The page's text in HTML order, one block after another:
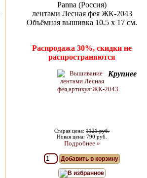
Panna (Россия)
лентами Лесная фея ЖК-2043
Объёмная вышивка 10.5 x 17 см.
Распродажа 30%, скидки не
распространяются
Крупнее
Старая цена: 1121 руб.
Новая цена: 790 руб.
Подробнее »
Добавить в корзину
В избранное